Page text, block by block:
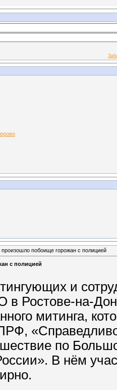
произошло побоище горожан с полицией
с полицией
и
Ростове-на-
митинга,
по
В нём